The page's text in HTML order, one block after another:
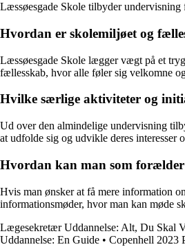
Læssøesgade Skole tilbyder undervisning
Hvordan er skolemiljøet og
Læssøesgade Skole lægger vægt på et
fællesskab, hvor alle føler sig velkomne
Hvilke særlige aktiviteter og
Ud over den almindelige undervisning
at udfolde sig og udvikle deres interesser
Hvordan kan man som forælder
Hvis man ønsker at få mere information
informationsmøder, hvor man kan møde
Lægesekretær Uddannelse: Alt, Du Skal
Uddannelse: En Guide • Copenhell 2023